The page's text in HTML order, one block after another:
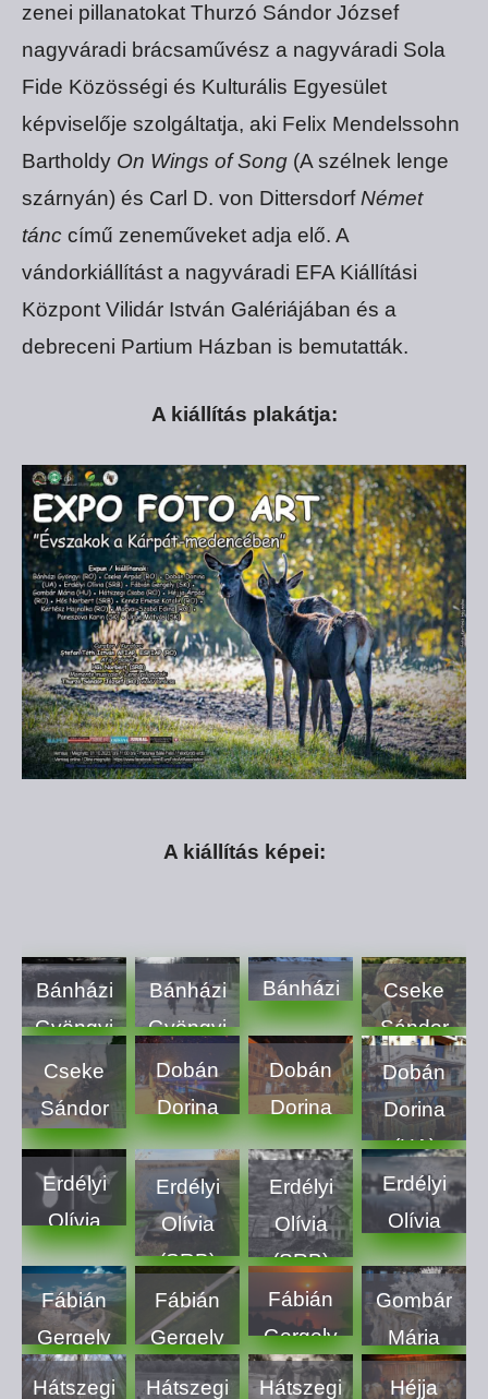
zenei pillanatokat Thurzó Sándor József
nagyváradi brácsaművész a nagyváradi Sola
Fide Közösségi és Kulturális Egyesület
képviselője szolgáltatja, aki Felix Mendelssohn
Bartholdy On Wings of Song (A szélnek lenge
szárnyán) és Carl D. von DittersdorfNémet
tánc című zeneműveket adja elő. A
vándorkiállítást a nagyváradi EFA Kiállítási
Központ Vilidár István Galériájában és a
debreceni Partium Házban is bemutatták.
A kiállítás plakátja:
A kiállítás képei:
Bánházi
Gyöngyi
(RO)
Bánházi
Gyöngyi
(RO)
Bánházi
Gyöngyi
(RO)
Cseke
Sándor
(RO)
Cseke
Sándor
(RO)
Dobán
Dorina
(UA)
Dobán
Dorina
(UA)
Dobán
Dorina
(UA)
Erdélyi
Olívia
(SRB)
Erdélyi
Olívia
(SRB)
Erdélyi
Olívia
(SRB)
Erdélyi
Olívia
(SRB)
Fábián
Gergely
(SK)
Fábián
Gergely
(SK)
Fábián
Gergely
(SK)
Gombár
Mária
(HU)
Hátszegi Hátszegi Hátszegi Héjja